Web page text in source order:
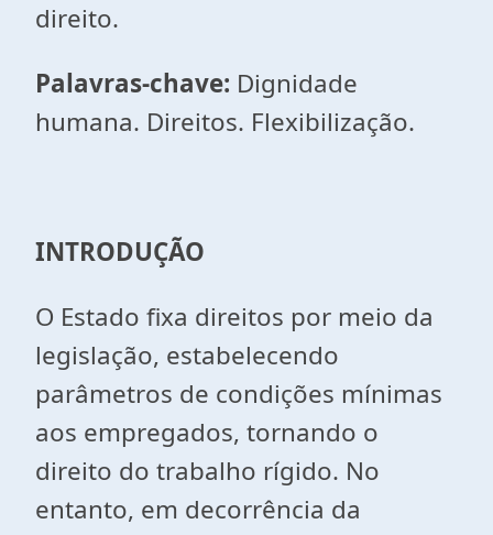
direito.
Palavras-chave: Dignidade
humana. Direitos. Flexibilização.
INTRODUÇÃO
O Estado fixa direitos por meio da
legislação, estabelecendo
parâmetros de condições mínimas
aos empregados, tornando o
direito do trabalho rígido. No
entanto, em decorrência da